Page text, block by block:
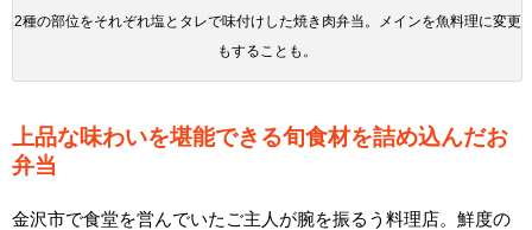
2種の部位をそれぞれ塩とタレで味付けした焼き肉弁当。メインを魚料理に変更
もすることも。
上品な味わいを堪能できる旬食材を詰め込んだお
弁当
金沢市で食堂を営んでいたご主人が腕を振るう料理店。鮮度の